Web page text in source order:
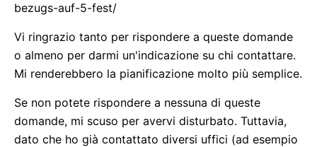
bezugs-auf-5-fest/
Vi ringrazio tanto per rispondere a queste domande
o almeno per darmi un'indicazione su chi contattare.
Mi renderebbero la pianificazione molto più semplice.
Se non potete rispondere a nessuna di queste
domande, mi scuso per avervi disturbato. Tuttavia,
dato che ho già contattato diversi uffici (ad esempio